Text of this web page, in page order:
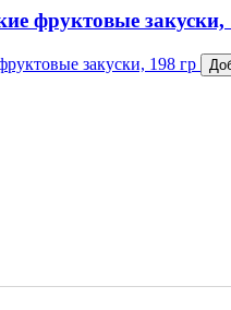
фруктовые закуски,